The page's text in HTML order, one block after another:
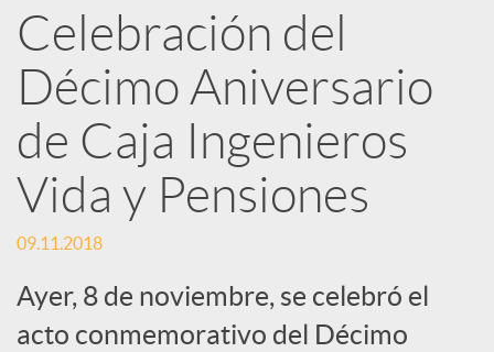
b
l
i
c
a
Celebración del
Décimo Aniversario
de Caja Ingenieros
Vida y Pensiones
09.11.2018
Ayer, 8 de noviembre, se celebró el
acto conmemorativo del Décimo